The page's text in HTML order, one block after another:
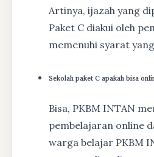
Artinya, ijazah yang
Paket C diakui oleh
memenuhi syarat
Sekolah paket C apakah bisa
Bisa, PKBM INTAN
pembelajaran online
warga belajar PKBM